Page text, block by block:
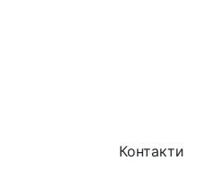
Контакти